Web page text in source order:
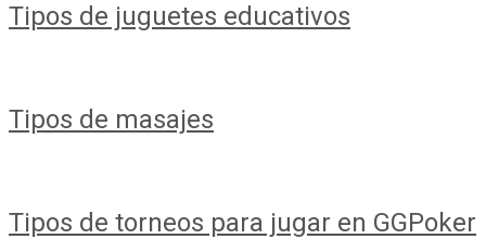
Tipos de juguetes educativos
Tipos de masajes
Tipos de torneos para jugar en GGPoker